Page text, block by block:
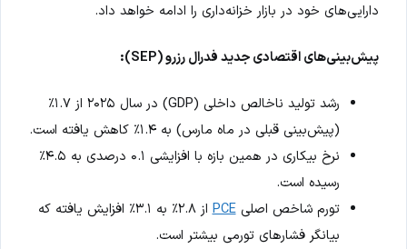
دارایی‌های خود در بازار خزانه‌داری را ادامه خواهد داد.
پیش‌بینی‌های اقتصادی جدید فدرال رزرو (SEP):
رشد تولید ناخالص داخلی (GDP) در سال ۲۰۲۵ از ۱.۷٪
(پیش‌بینی قبلی در ماه مارس) به ۱.۴٪ کاهش یافته است.
نرخ بیکاری در همین بازه با افزایشی ۰.۱ درصدی به ۴.۵٪
رسیده است.
تورم شاخص اصلیPCE
از ۲.۸٪ به ۳.۱٪ افزایش یافته که
بیانگر فشارهای تورمی بیشتر است.